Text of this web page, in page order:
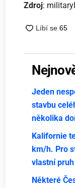
Zdroj:
Jeden
stavbu
několika
Kalifornie
km/h. Pro
vlastní
Některé